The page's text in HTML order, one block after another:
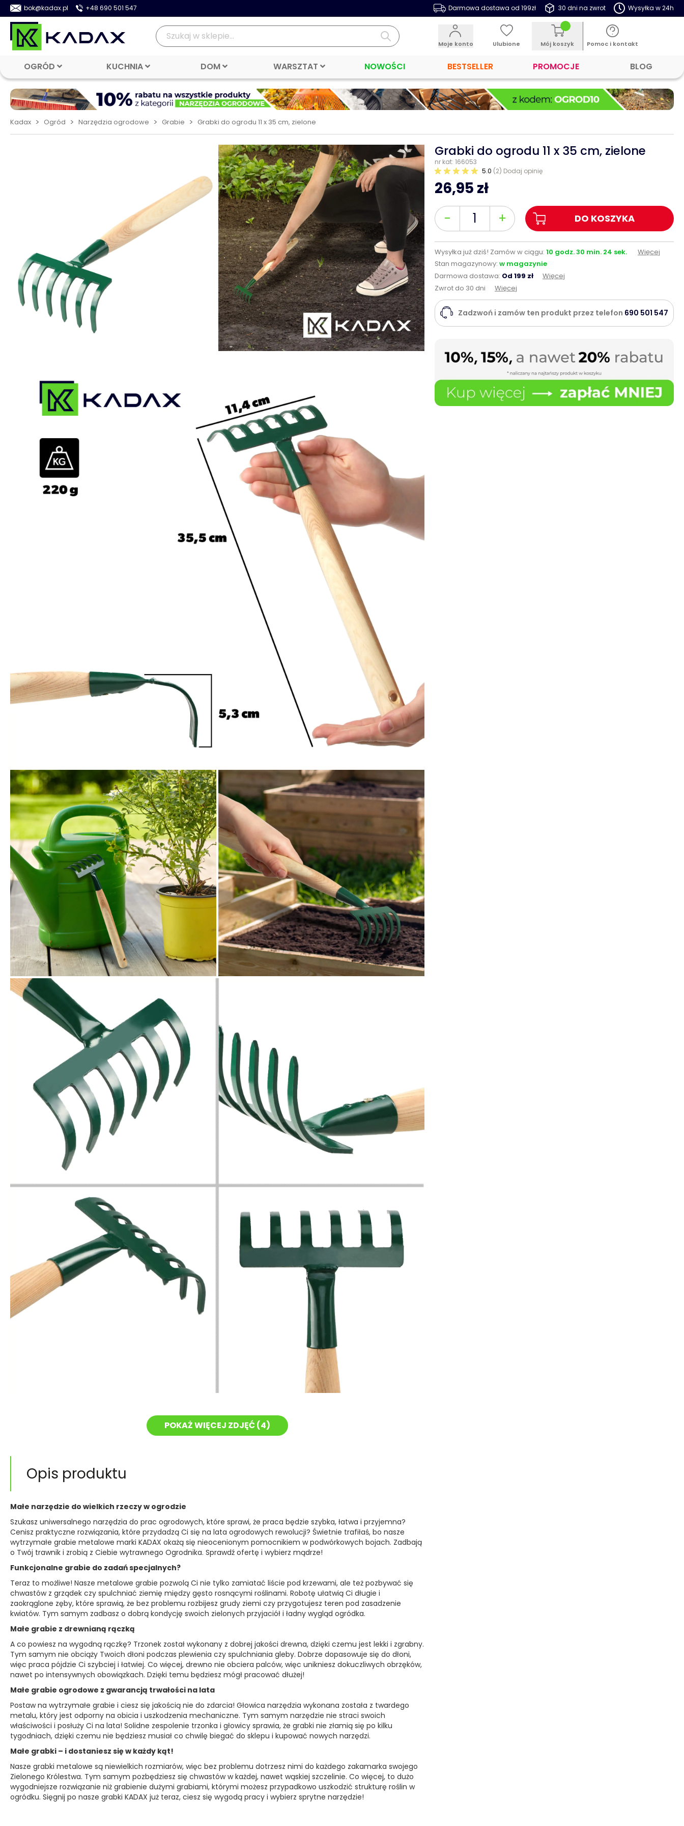
bok@kadax.pl +48 690 501 547 Darmowa dostawa od 199zł 30 dni na zwrot Wysyłka w 24h
Moje konto Ulubione Mój koszyk Pomoc i kontakt
OGRÓD KUCHNIA DOM WARSZTAT NOWOŚCI BESTSELLER PROMOCJE BLOG
Kadax > Ogród > Narzędzia ogrodowe > Grabie > Grabki do ogrodu 11 x 35 cm, zielone
POKAŻ WIĘCEJ ZDJĘĆ (4)
Opis produktu
Małe narzędzie do wielkich rzeczy w ogrodzie
Szukasz uniwersalnego narzędzia do prac ogrodowych, które sprawi, że praca będzie szybka, łatwa i przyjemna?
Cenisz praktyczne rozwiązania, które przydadzą Ci się na lata ogrodowych rewolucji? Świetnie trafiłaś, bo nasze
wytrzymałe grabie metalowe marki KADAX okażą się nieocenionym pomocnikiem w podwórkowych bojach. Zadbają
o Twój trawnik i zrobią z Ciebie wytrawnego Ogrodnika. Sprawdź ofertę i wybierz mądrze!
Funkcjonalne grabie do zadań specjalnych?
Teraz to możliwe! Nasze metalowe grabie pozwolą Ci nie tylko zamiatać liście pod krzewami, ale też pozbywać się
chwastów z grządek czy spulchniać ziemię między gęsto rosnącymi roślinami. Robotę ułatwią Ci długie i
zaokrąglone zęby, które sprawią, że bez problemu rozbijesz grudy ziemi czy przygotujesz teren pod zasadzenie
kwiatów. Tym samym zadbasz o dobrą kondycję swoich zielonych przyjaciół i ładny wygląd ogródka.
Małe grabie z drewnianą rączką
A co powiesz na wygodną rączkę? Trzonek został wykonany z dobrej jakości drewna, dzięki czemu jest lekki i zgrabny.
Tym samym nie obciąży Twoich dłoni podczas plewienia czy spulchniania gleby. Dobrze dopasowuje się do dłoni,
więc praca pójdzie Ci szybciej i łatwiej. Co więcej, drewno nie obciera palców, więc unikniesz dokuczliwych obrzęków,
nawet po intensywnych obowiązkach. Dzięki temu będziesz mógł pracować dłużej!
Małe grabie ogrodowe z gwarancją trwałości na lata
Postaw na wytrzymałe grabie i ciesz się jakością nie do zdarcia! Głowica narzędzia wykonana została z twardego
metalu, który jest odporny na obicia i uszkodzenia mechaniczne. Tym samym narzędzie nie straci swoich
właściwości i posłuży Ci na lata! Solidne zespolenie trzonka i głowicy sprawia, że grabki nie złamią się po kilku
tygodniach, dzięki czemu nie będziesz musiał co chwilę biegać do sklepu i kupować nowych narzędzi.
Małe grabki – i dostaniesz się w każdy kąt!
Nasze grabki metalowe są niewielkich rozmiarów, więc bez problemu dotrzesz nimi do każdego zakamarka swojego
Zielonego Królestwa. Tym samym pozbędziesz się chwastów w każdej, nawet wąskiej szczelinie. Co więcej, to dużo
wygodniejsze rozwiązanie niż grabienie dużymi grabiami, którymi możesz przypadkowo uszkodzić strukturę roślin w
ogródku. Sięgnij po nasze grabki KADAX już teraz, ciesz się wygodą pracy i wybierz sprytne narzędzie!
Grabki do ogrodu 11 x 35 cm, zielone
nr kat: 166053
5.0 (2) Dodaj opinię
26,95 zł
-
Ilość + DO KOSZYKA
Wysyłka już dziś! Zamów w ciągu: 10 godz.30 min. 22 sek.
Więcej
Stan magazynowy: w magazynie
Darmowa dostawa: Od 199 zł
Więcej
Zwrot do 30 dni
Więcej
Zadzwoń i zamów ten produkt przez telefon 690 501 547